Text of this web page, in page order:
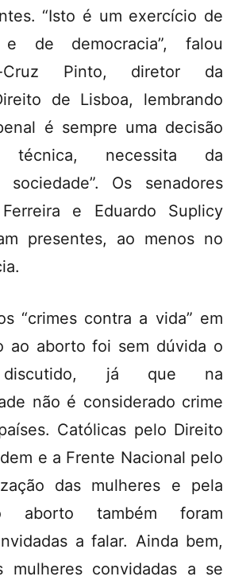
“Isto é um exercício de
e de democracia”, falou
Cruz Pinto, diretor da
de Lisboa, lembrando
é sempre uma decisão
necessita da
Os senadores
e Eduardo Suplicy
presentes, ao menos no
“crimes contra a vida” em
ao aborto foi sem dúvida o
já que na
não é considerado crime
Católicas pelo Direito
e a Frente Nacional pelo
das mulheres e pela
aborto também foram
a falar. Ainda bem,
mulheres convidadas a se